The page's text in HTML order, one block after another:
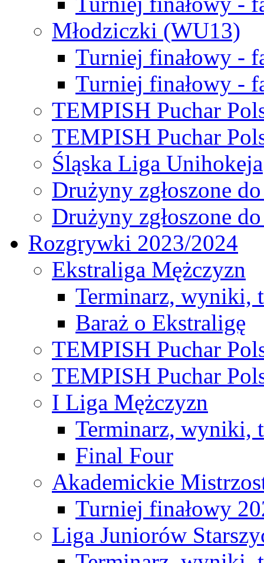
Młodziczki (WU13)
Turniej finałowy -
Turniej finałowy -
TEMPISH Puchar
TEMPISH Puchar
Śląska Liga Unihokeja
Drużyny zgłoszone
Drużyny zgłoszone
Rozgrywki 2023/2024
Ekstraliga Mężczyzn
Terminarz, wyniki,
Baraż o Ekstraligę
TEMPISH Puchar
TEMPISH Puchar
I Liga Mężczyzn
Terminarz, wyniki,
Final Four
Akademickie
Turniej finałowy
Liga Juniorów